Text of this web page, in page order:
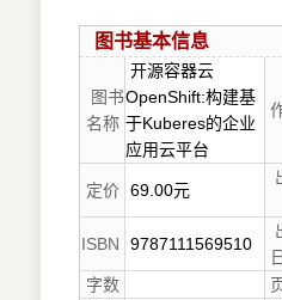
图书基本信息
图书
名称
开源容器云
OpenShift:构建基
于Kuberes的企业
应用云平台
定价 69.00元
ISBN 9787111569510
字数